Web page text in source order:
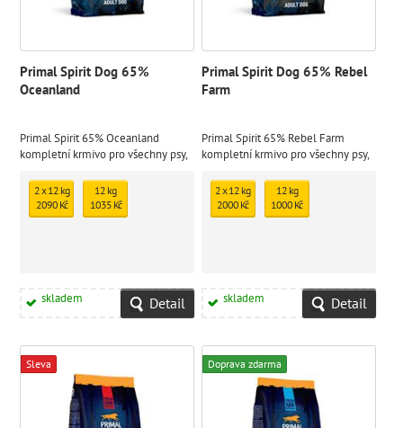
Primal Spirit Dog 65%
Oceanland
Primal Spirit 65% Oceanland
kompletní krmivo pro všechny psy,
65% čerstvých ryb z Atlantiku.
2 x 12 kg
2090 Kč
12 kg
1035 Kč
skladem Detail
Primal Spirit Dog 65% Rebel
Farm
Primal Spirit 65% Rebel Farm
kompletní krmivo pro všechny psy,
65% čerstvého kuřecího masa z
volného chovu.
2 x 12 kg
2000 Kč
12 kg
1000 Kč
skladem Detail
Sleva Doprava zdarma